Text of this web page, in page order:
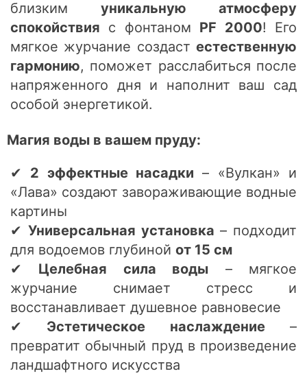
близким уникальную атмосферу
спокойствия с фонтаном PF 2000! Его
мягкое журчание создаст естественную
гармонию, поможет расслабиться после
напряженного дня и наполнит ваш сад
особой энергетикой.
Магия воды в вашем пруду:
✔ 2 эффектные насадки – «Вулкан» и
«Лава» создают завораживающие водные
картины
✔ Универсальная установка – подходит
для водоемов глубиной от 15 см
✔ Целебная сила воды – мягкое
журчание снимает стресс и
восстанавливает душевное равновесие
✔ Эстетическое наслаждение–
превратит обычный пруд в произведение
ландшафтного искусства